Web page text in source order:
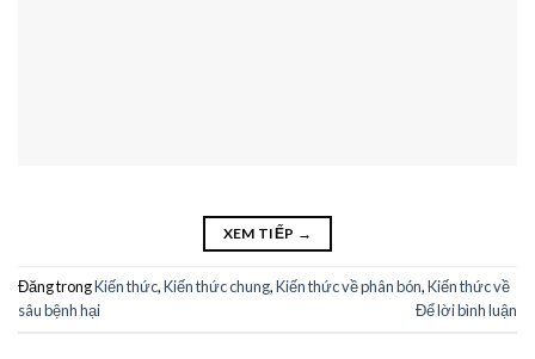
XEM TIẾP →
Đăng trongKiến thức,Kiến thức chung,Kiến thức về phân bón,Kiến thức về
sâu bệnh hại
Để lời bình luận